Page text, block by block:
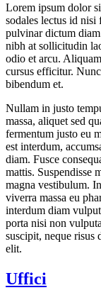
Lorem ipsum dolor
sodales lectus id
pulvinar dictum
nibh at sollicitudin
odio et arcu.
cursus efficitur.
bibendum et.
Nullam in justo
massa, aliquet sed
fermentum justo eu
est interdum,
diam. Fusce
mattis. Suspendisse
magna vestibulum.
viverra massa eu
interdum diam
porta nisi non
suscipit, neque risus
elit.
Uffici